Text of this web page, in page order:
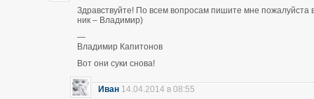
Здравствуйте! По всем вопросам пишите мне
ник – Владимир)
—
Владимир Капитонов
Вот они суки снова!
Иван 14.04.2014 в 08:55